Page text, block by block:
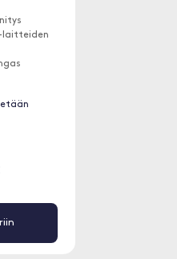
laitteiden